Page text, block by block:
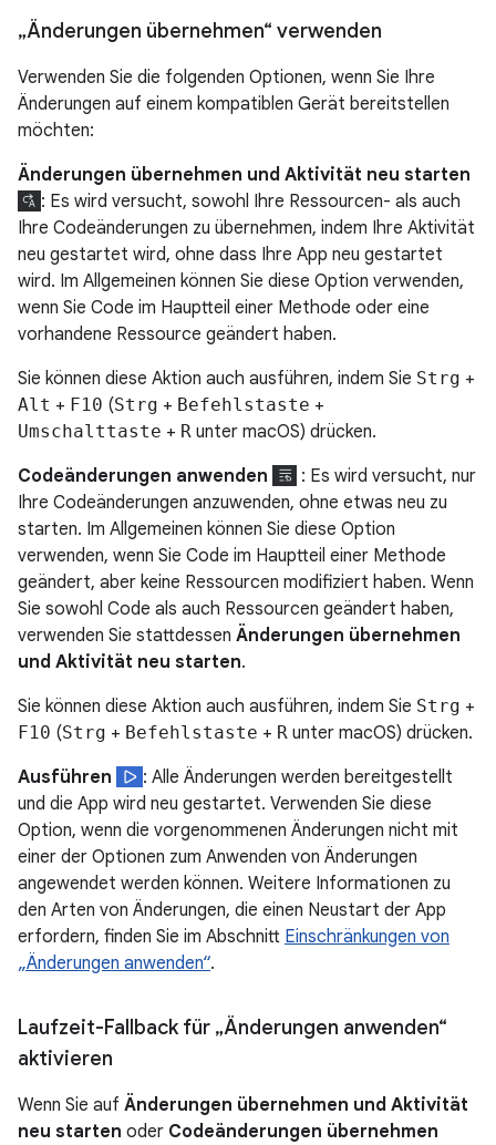
„Änderungen übernehmen“ verwenden
Verwenden Sie die folgenden Optionen, wenn Sie Ihre
Änderungen auf einem kompatiblen Gerät bereitstellen
möchten:
Änderungen übernehmen und Aktivität neu starten
: Es wird versucht, sowohl Ihre Ressourcen- als auch
Ihre Codeänderungen zu übernehmen, indem Ihre Aktivität
neu gestartet wird, ohne dass Ihre App neu gestartet
wird. Im Allgemeinen können Sie diese Option verwenden,
wenn Sie Code im Hauptteil einer Methode oder eine
vorhandene Ressource geändert haben.
Sie können diese Aktion auch ausführen, indem Sie Strg +
Alt + F10 (Strg + Befehlstaste +
Umschalttaste + R unter macOS) drücken.
Codeänderungen anwenden
: Es wird versucht, nur
Ihre Codeänderungen anzuwenden, ohne etwas neu zu
starten. Im Allgemeinen können Sie diese Option
verwenden, wenn Sie Code im Hauptteil einer Methode
geändert, aber keine Ressourcen modifiziert haben. Wenn
Sie sowohl Code als auch Ressourcen geändert haben,
verwenden Sie stattdessen Änderungen übernehmen
und Aktivität neu starten.
Sie können diese Aktion auch ausführen, indem Sie Strg +
F10 (Strg + Befehlstaste + R unter macOS) drücken.
Ausführen
: Alle Änderungen werden bereitgestellt
und die App wird neu gestartet. Verwenden Sie diese
Option, wenn die vorgenommenen Änderungen nicht mit
einer der Optionen zum Anwenden von Änderungen
angewendet werden können. Weitere Informationen zu
den Arten von Änderungen, die einen Neustart der App
erfordern, finden Sie im Abschnitt Einschränkungen von
„Änderungen anwenden“.
Laufzeit-Fallback für „Änderungen anwenden“
aktivieren
Wenn Sie auf Änderungen übernehmen und Aktivität
neu starten oder Codeänderungen übernehmen